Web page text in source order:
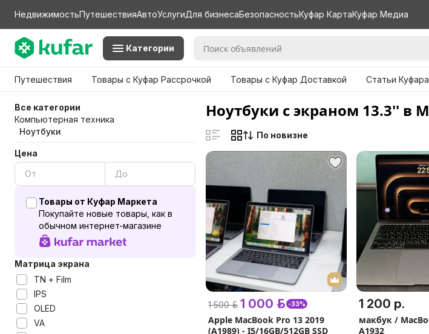
НедвижимостьПутешествияАвтоУслугиДля бизнесаБезопасностьКуфар КартаКуфар Медиа
Категории
Путешествия Товары с Куфар Рассрочкой Товары с Куфар Доставкой Статьи Куфара
Все категории
Компьютерная техника
Ноутбуки
Цена
Товары от Куфар Маркета
Покупайте новые товары, как в
обычном интернет-магазине
Матрица экрана
TN + Film
IPS
OLED
VA
Ноутбуки с экраном 13.3'' в
По новизне
1 500 р. 1 000 р. -33%
Apple MacBook Pro 13 2019
(A1989) - I5/16GB/512GB SSD
1 200 р.
макбук /
A1932